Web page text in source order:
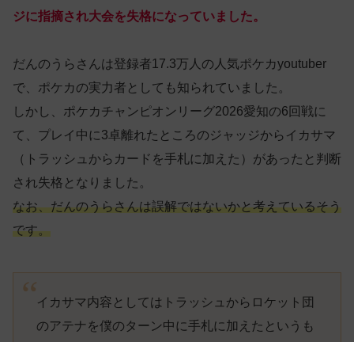
ジに指摘され大会を失格になっていました。
だんのうらさんは登録者17.3万人の人気ポケカyoutuber
で、ポケカの実力者としても知られていました。
しかし、ポケカチャンピオンリーグ2026愛知の6回戦に
て、プレイ中に3卓離れたところのジャッジからイカサマ
（トラッシュからカードを手札に加えた）があったと判断
され失格となりました。
なお、だんのうらさんは誤解ではないかと考えているそう
です。
イカサマ内容としてはトラッシュからロケット団
のアテナを僕のターン中に手札に加えたというも